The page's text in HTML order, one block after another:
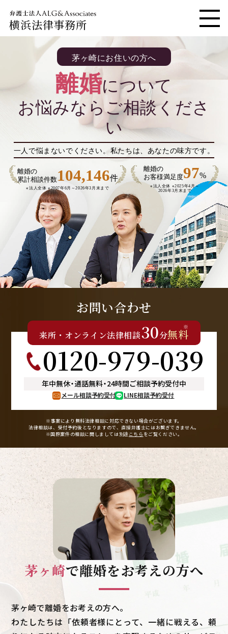
横浜法律事務所 メニ
茅ヶ崎にお住いの方へ
離婚について
お悩みならご相談くださ
い
一人で悩まないでください。 私たちは、あなたの味方です。
離婚の
累計相談件数104,146件
※法人全体 ※2007年6月～2026年3月末まで
離婚の
お客様満足度97%
※法人全体 ※2025年4月～
2026年3月末まで
お問い合わせ
来所 ・ オンライン法律相談30分無料
※
0120-979-039
年中無休・通話無料・24時間ご相談予約受付中
メール相談予約受付 LINE相談予約受付
※事案により無料法律相談に対応できない場合がございます。
法律相談は、受付予約後となりますので、 直接弁護士にはお繋ぎできません。
※国際案件の相談に関しましては別途こちら をご覧ください。
茅ヶ崎で離婚をお考えの方へ
茅ヶ崎で離婚をお考えの方へ。
わたしたちは「依頼者様にとって、一緒に戦える、頼